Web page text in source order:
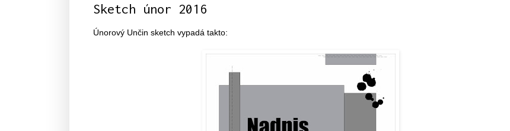
Sketch únor 2016
Únorový Unčin sketch vypadá takto: